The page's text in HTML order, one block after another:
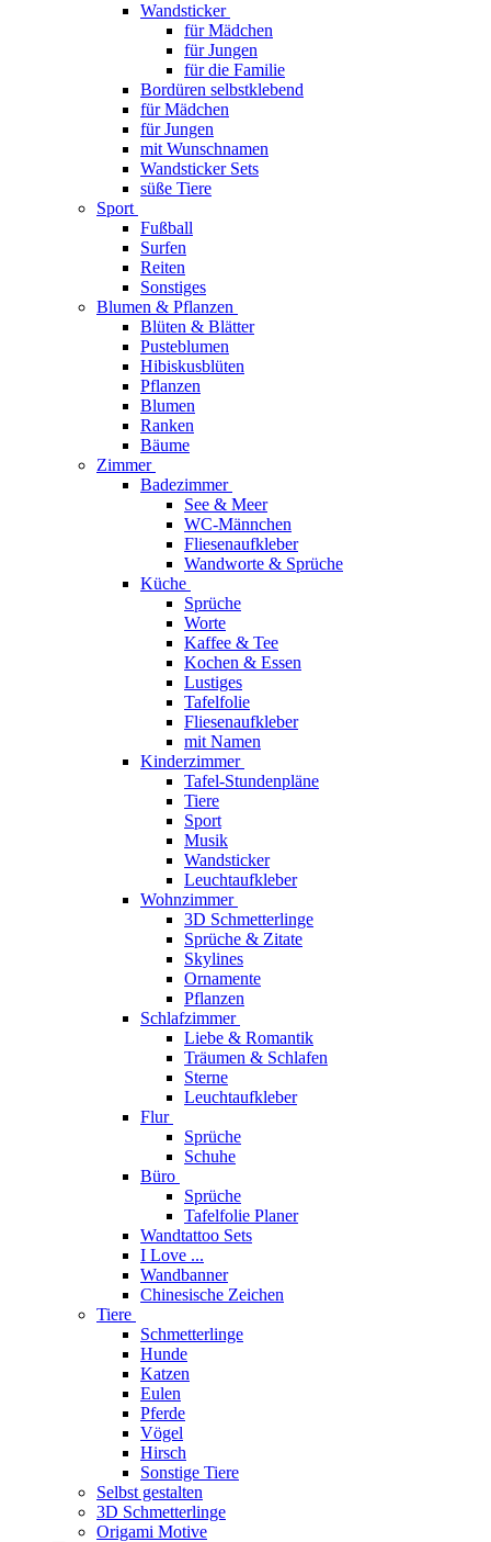
Wandsticker
für Mädchen
für Jungen
für die Familie
Bordüren selbstklebend
für Mädchen
für Jungen
mit Wunschnamen
Wandsticker Sets
süße Tiere
Sport
Fußball
Surfen
Reiten
Sonstiges
Blumen & Pflanzen
Blüten & Blätter
Pusteblumen
Hibiskusblüten
Pflanzen
Blumen
Ranken
Bäume
Zimmer
Badezimmer
See & Meer
WC-Männchen
Fliesenaufkleber
Wandworte & Sprüche
Küche
Sprüche
Worte
Kaffee & Tee
Kochen & Essen
Lustiges
Tafelfolie
Fliesenaufkleber
mit Namen
Kinderzimmer
Tafel-Stundenpläne
Tiere
Sport
Musik
Wandsticker
Leuchtaufkleber
Wohnzimmer
3D Schmetterlinge
Sprüche & Zitate
Skylines
Ornamente
Pflanzen
Schlafzimmer
Liebe & Romantik
Träumen & Schlafen
Sterne
Leuchtaufkleber
Flur
Sprüche
Schuhe
Büro
Sprüche
Tafelfolie Planer
Wandtattoo Sets
I Love ...
Wandbanner
Chinesische Zeichen
Tiere
Schmetterlinge
Hunde
Katzen
Eulen
Pferde
Vögel
Hirsch
Sonstige Tiere
Selbst gestalten
3D Schmetterlinge
Origami Motive